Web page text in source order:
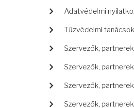
LÁBLÉC
Adatvédelmi
Tűzvédelmi tanácsok
Szervezők,
Szervezők,
Szervezők,
Szervezők,